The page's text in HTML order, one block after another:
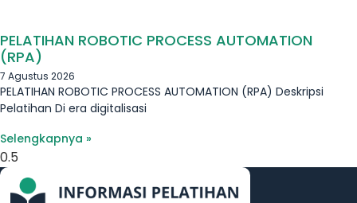
PELATIHAN ROBOTIC PROCESS AUTOMATION
(RPA)
7 Agustus 2026
PELATIHAN ROBOTIC PROCESS AUTOMATION (RPA) Deskripsi
Pelatihan Di era digitalisasi
Selengkapnya »